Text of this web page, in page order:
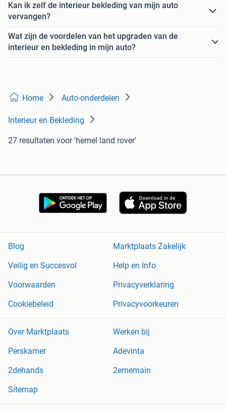
Kan ik zelf de interieur bekleding van mijn auto
vervangen?
Wat zijn de voordelen van het upgraden van de
interieur en bekleding in mijn auto?
Home Auto-onderdelen
Interieur en Bekleding
27 resultaten voor 'hemel land rover'
Blog
Marktplaats Zakelijk
Veilig en Succesvol
Help en Info
Voorwaarden
Privacyverklaring
Cookiebeleid
Privacyvoorkeuren
Over Marktplaats
Werken bij
Perskamer
Adevinta
2dehands
2ememain
Sitemap